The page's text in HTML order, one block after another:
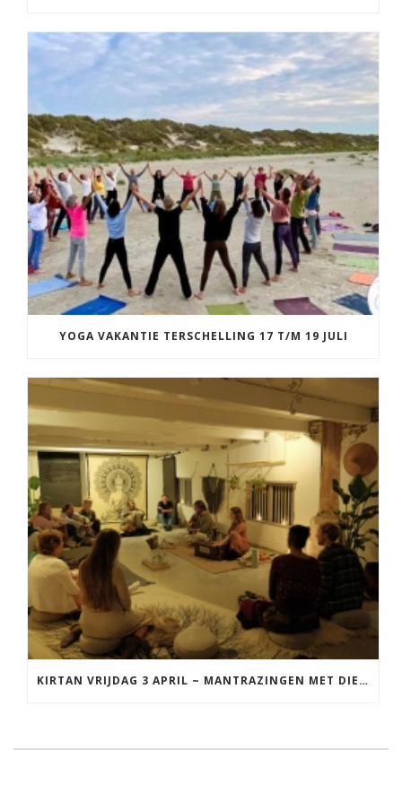
YOGA VAKANTIE TERSCHELLING 17 T/M 19 JULI
KIRTAN VRIJDAG 3 APRIL ~ MANTRAZINGEN MET DIEDERICK IN LEEUWARDEN